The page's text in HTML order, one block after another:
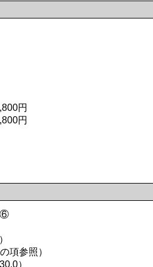
円
円
項参照）
）